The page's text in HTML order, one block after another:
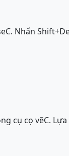
C. Nhấn
cụ cọ vẽC.